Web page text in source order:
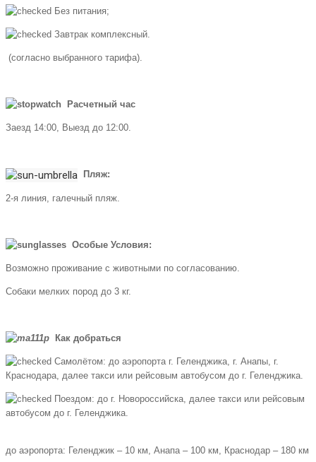
Без питания;
Завтрак комплексный.
(согласно выбранного тарифа).
Расчетный час
Заезд 14:00, Выезд до 12:00.
Пляж:
2-я линия, галечный пляж.
Особые Условия:
Возможно проживание с животными по согласованию.
Собаки мелких пород до 3 кг.
Как добраться
Самолётом: до аэропорта г. Геленджика, г. Анапы, г.
Краснодара, далее такси или рейсовым автобусом до г. Геленджика.
Поездом: до г. Новороссийска, далее такси или рейсовым
автобусом до г. Геленджика.
до аэропорта: Геленджик – 10 км, Анапа – 100 км, Краснодар – 180 км